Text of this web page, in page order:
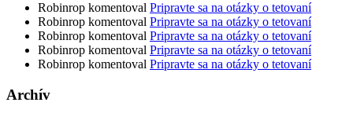
Robinrop komentoval Pripravte sa na otázky o tetovaní
Robinrop komentoval Pripravte sa na otázky o tetovaní
Robinrop komentoval Pripravte sa na otázky o tetovaní
Robinrop komentoval Pripravte sa na otázky o tetovaní
Robinrop komentoval Pripravte sa na otázky o tetovaní
Archív